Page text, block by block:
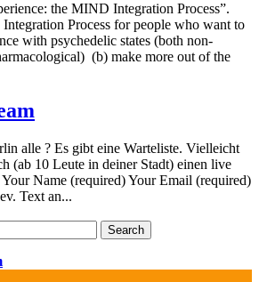
the MIND Integration Process”.
Process for people who want to
with psychedelic states (both non-
(b) make more out of the
alle ? Es gibt eine Warteliste. Vielleicht
(ab 10 Leute in deiner Stadt) einen live
Name (required) Your Email (required)
Text an...